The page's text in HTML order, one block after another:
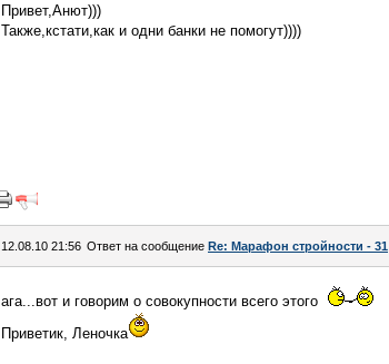
Привет,Анют)))
Также,кстати,как и одни банки не помогут))))
12.08.10 21:56 Ответ на сообщение Re: Марафон стройности - 31
ага...вот и говорим о совокупности всего этого
Приветик, Леночка